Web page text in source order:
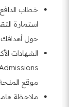
استمارة
حول أهدافك
الشهادات
موقع
ملاحظة